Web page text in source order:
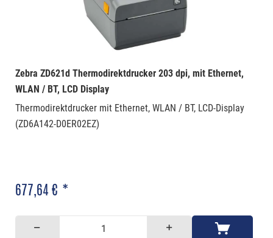
Zebra ZD621d Thermodirektdrucker 203 dpi, mit Ethernet,
WLAN / BT, LCD Display
Thermodirektdrucker mit Ethernet, WLAN / BT, LCD-Display
(ZD6A142-D0ER02EZ)
677,64 € *